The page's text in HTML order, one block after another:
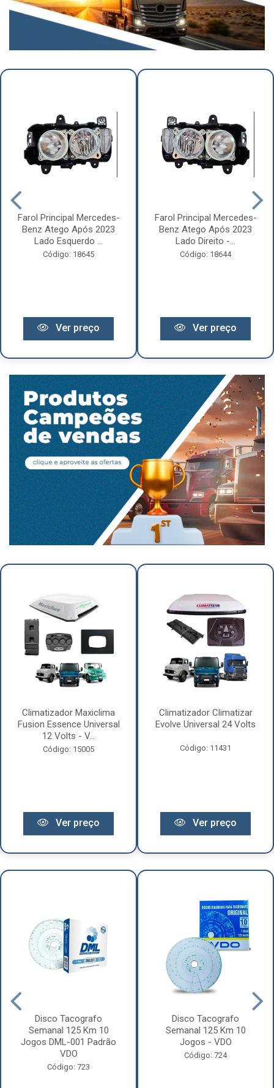
Farol Principal Mercedes-
Benz Atego Após 2023
Lado Esquerdo ...
Código: 18645
Ver preço
Farol Principal Mercedes-
Benz Atego Após 2023
Lado Direito -...
Código: 18644
Ver preço
Climatizador Maxiclima
Fusion Essence Universal
12 Volts - V...
Código: 15005
Ver preço
Climatizador Climatizar
Evolve Universal 24 Volts
Código: 11431
Ver preço
Disco Tacografo
Semanal 125 Km 10
Jogos DML-001 Padrão
VDO
Código: 723
Disco Tacografo
Semanal 125 Km 10
Jogos - VDO
Código: 724